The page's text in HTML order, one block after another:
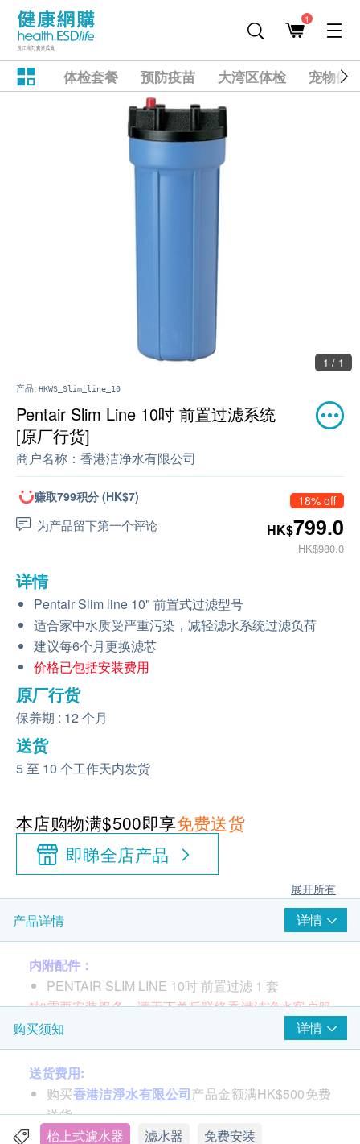
1
体检套餐 预防疫苗 大湾区体检 宠物健
1 / 1
产品: HKWS_Slim_line_10
Pentair Slim Line 10吋 前置过滤系统
[原厂行货]
商户名称： 香港洁净水有限公司
赚取799积分 (HK$7)
为产品留下第一个评论
18% off
HK$799.0
HK$980.0
详情
Pentair Slim line 10" 前置式过滤型号
适合家中水质受严重污染，减轻滤水系统过滤负荷
建议每6个月更换滤芯
价格已包括安装费用
原厂行货
保养期 : 12 个月
送货
5 至 10 个工作天内发货
本店购物满$500即享免费送货
即睇全店产品
展开所有
产品详情 详情
内附配件：
PENTAIR SLIM LINE 10吋 前置过滤 1 套
*如需要安装服务，请于下单后联络香港洁净水客户服
务部 (电话: 34660000)
购买须知 详情
送货费用:
购买香港洁淨水有限公司产品金额满HK$500免费
送货。
订单金额不足HK$500顾客需支付运费HK$35。
枱上式濾水器 滤水器 免费安装